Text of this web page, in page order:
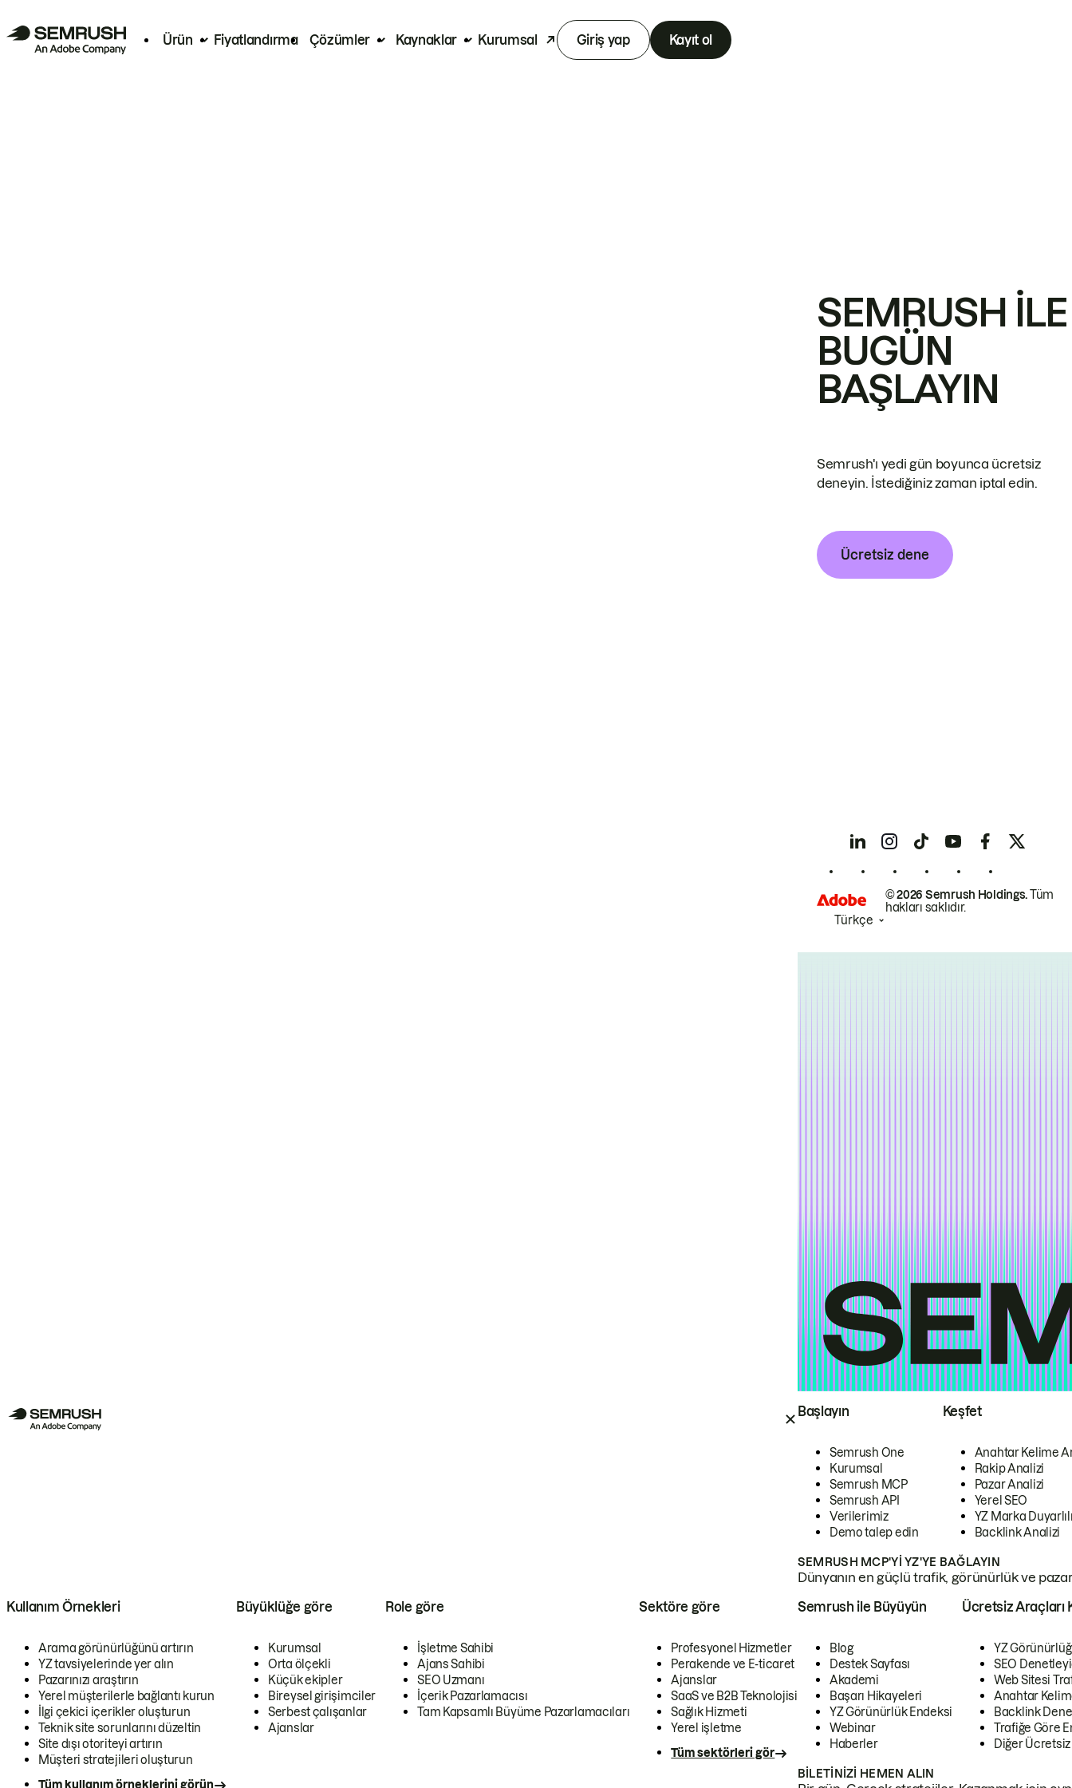
Ürün Fiyatlandırma Çözümler Kaynaklar Kurumsal Giriş yap Kayıt ol
Başlayın
Semrush One
Kurumsal
Semrush MCP
Semrush API
Verilerimiz
Demo talep edin
Keşfet
Anahtar Kelime
Rakip Analizi
Pazar Analizi
Yerel SEO
YZ Marka
Backlink Analizi
SEMRUSH MCP'YI YZ'YE BAĞLAYIN
Dünyanın en güçlü trafik, görünürlük ve
Kullanım Örnekleri
Arama görünürlüğünü artırın
YZ tavsiyelerinde yer alın
Pazarınızı araştırın
Yerel müşterilerle bağlantı kurun
İlgi çekici içerikler oluşturun
Teknik site sorunlarını düzeltin
Site dışı otoriteyi artırın
Müşteri stratejileri oluşturun
Tüm kullanım örneklerini görün
Büyüklüğe göre
Kurumsal
Orta ölçekli
Küçük ekipler
Bireysel girişimciler
Serbest çalışanlar
Ajanslar
Role göre
İşletme Sahibi
Ajans Sahibi
SEO Uzmanı
İçerik Pazarlamacısı
Tam Kapsamlı Büyüme Pazarlamacıları
Sektöre göre
Profesyonel Hizmetler
Perakende ve E-ticaret
Ajanslar
SaaS ve B2B Teknolojisi
Sağlık Hizmeti
Yerel işletme
Tüm sektörleri gör
Semrush ile Büyüyün
Blog
Destek Sayfası
Akademi
Başarı Hikayeleri
YZ Görünürlük Endeksi
Webinar
Haberler
Ücretsiz Araçları
YZ
SEO
Web Sitesi
Anahtar
Backlink
Trafiğe Göre
Diğer
BILETINIZI HEMEN ALIN
SEMRUSH ILE
BUGÜN
BAŞLAYIN
Semrush'ı yedi gün boyunca ücretsiz
deneyin. İstediğiniz zaman iptal edin.
Ücretsiz dene
© 2026 Semrush Holdings.Tüm
hakları saklıdır.
Türkçe